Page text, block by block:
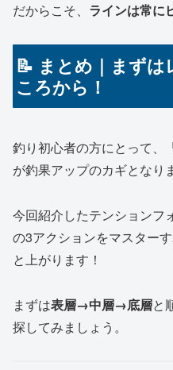
だからこそ、 ラインは常に
📝 まとめ｜まずは
ころから！
釣り初心者の方にとって、
が釣果アップのカギとなり
今回紹介したテンションフ
の3アクションをマスター
と上がります！
まずは表層→中層→底層と
探してみましょう。